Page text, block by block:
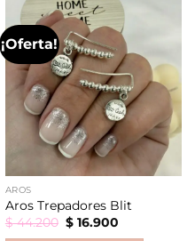
¡Oferta!
AROS
Aros Trepadores Blit
$44.200 Original
price
$16.900Current